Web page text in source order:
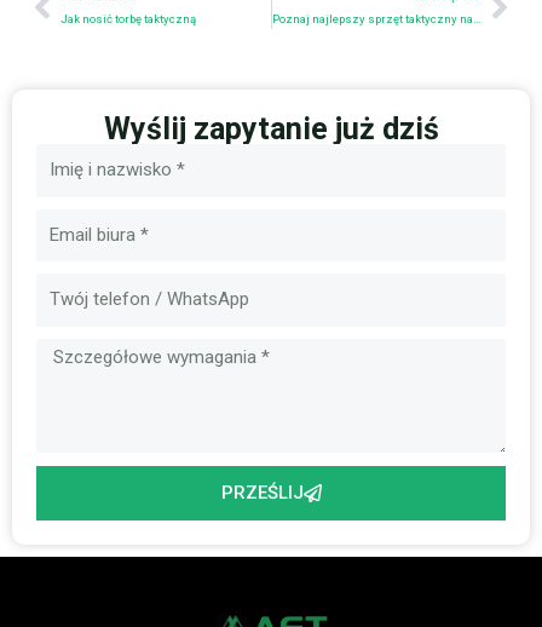
Jak nosić torbę taktyczną
Wyślij zapytanie już dziś
PRZEŚLIJ